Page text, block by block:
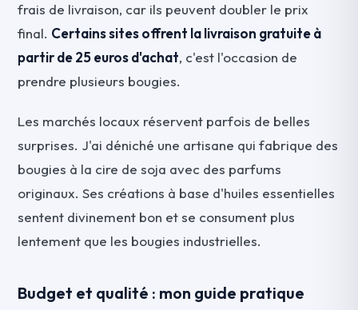
frais de livraison, car ils peuvent doubler le prix
final. Certains sites offrent la livraison gratuite à
partir de 25 euros d'achat, c'est l'occasion de
prendre plusieurs bougies.
Les marchés locaux réservent parfois de belles
surprises. J'ai déniché une artisane qui fabrique des
bougies à la cire de soja avec des parfums
originaux. Ses créations à base d'huiles essentielles
sentent divinement bon et se consument plus
lentement que les bougies industrielles.
Budget et qualité : mon guide pratique